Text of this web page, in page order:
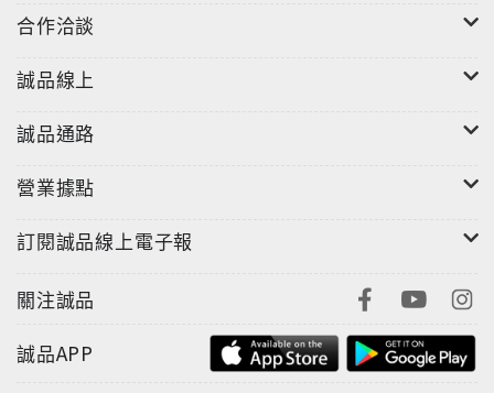
合作洽談
誠品線上
誠品通路
營業據點
訂閱誠品線上電子報
關注誠品
誠品APP